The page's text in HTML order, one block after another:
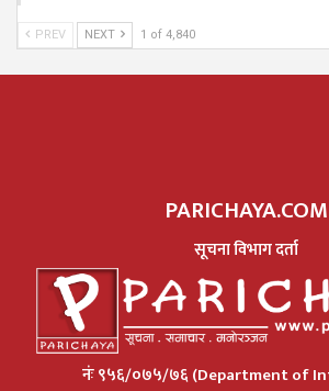
PREV NEXT 1 of 4,840
PARICHAYA.COM
सूचना विभाग दर्ता
नंः ९५६/०७५/७६ (Department of